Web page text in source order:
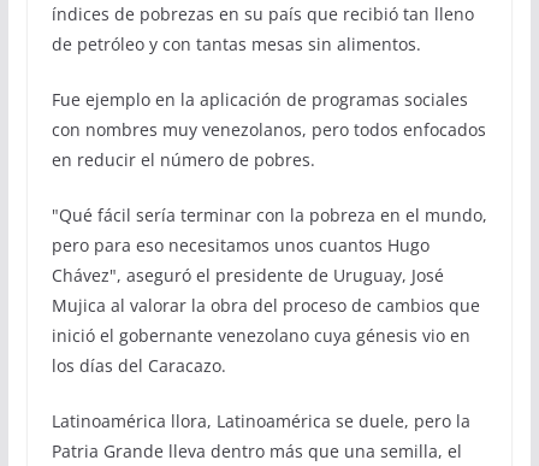
índices de pobrezas en su país que recibió tan lleno
de petróleo y con tantas mesas sin alimentos.
Fue ejemplo en la aplicación de programas sociales
con nombres muy venezolanos, pero todos enfocados
en reducir el número de pobres.
"Qué fácil sería terminar con la pobreza en el mundo,
pero para eso necesitamos unos cuantos Hugo
Chávez", aseguró el presidente de Uruguay, José
Mujica al valorar la obra del proceso de cambios que
inició el gobernante venezolano cuya génesis vio en
los días del Caracazo.
Latinoamérica llora, Latinoamérica se duele, pero la
Patria Grande lleva dentro más que una semilla, el